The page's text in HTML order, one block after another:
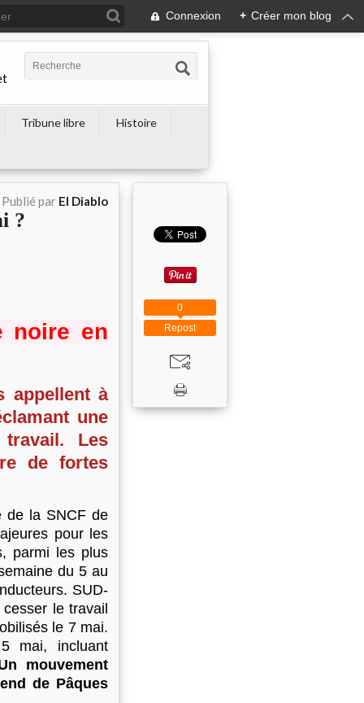
Connexion + Créer mon blog
Tribune libre
Histoire
Publié par El Diablo
?
noire en
appellent à
une
Les
de fortes
de la SNCF de
pour les
parmi les plus
du 5 au
SUD-
le travail
le 7 mai.
mai, incluant
mouvement
de Pâques
Repost
0